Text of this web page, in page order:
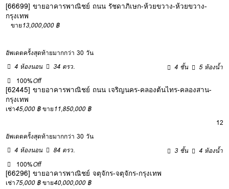
[66699] ขายอาคารพาณิชย์ ถนน รัชดาภิเษก-ห้วยขวาง-ห้วยขวาง-
กรุงเทพ
ขาย13,000,000 ฿
อัพเดตครั้งสุดท้ายมากกว่า 30 วัน
4 ห้องนอน
34 ตรว. 4 ชั้น
5 ห้องน้ำ
100%Off
[62445] ขายอาคารพาณิชย์ ถนน เจริญนคร-คลองต้นไทร-คลองสาน-
กรุงเทพ
เช่า45,000 ฿ ขาย11,850,000 ฿
12
อัพเดตครั้งสุดท้ายมากกว่า 30 วัน
4 ห้องนอน
84 ตรว. 3 ชั้น
4 ห้องน้ำ
100%Off
[66296] ขายอาคารพาณิชย์ จตุจักร-จตุจักร-กรุงเทพ
เช่า75,000 ฿ ขาย40,000,000 ฿